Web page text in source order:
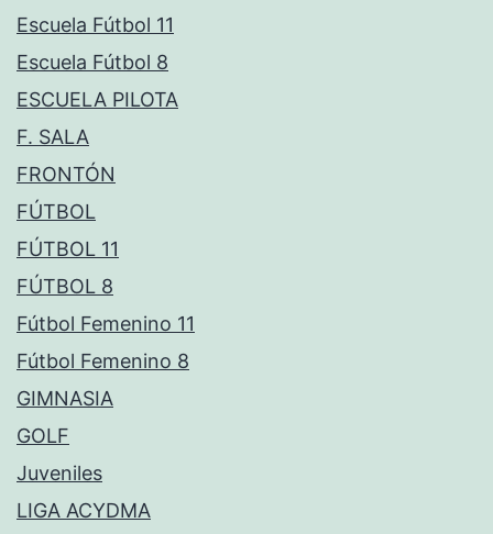
Escuela Fútbol 11
Escuela Fútbol 8
ESCUELA PILOTA
F. SALA
FRONTÓN
FÚTBOL
FÚTBOL 11
FÚTBOL 8
Fútbol Femenino 11
Fútbol Femenino 8
GIMNASIA
GOLF
Juveniles
LIGA ACYDMA